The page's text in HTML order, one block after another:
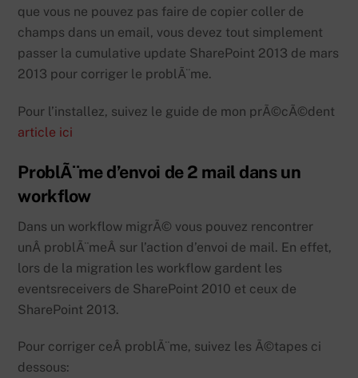
que vous ne pouvez pas faire de copier coller de
champs dans un email, vous devez tout simplement
passer la cumulative update SharePoint 2013 de mars
2013 pour corriger le problÃ¨me.
Pour l’installez, suivez le guide de mon prÃ©cÃ©dent
article ici
ProblÃ¨me d’envoi de 2 mail dans un
workflow
Dans un workflow migrÃ© vous pouvez rencontrer
unÂ problÃ¨meÂ sur l’action d’envoi de mail. En effet,
lors de la migration les workflow gardent les
eventsreceivers de SharePoint 2010 et ceux de
SharePoint 2013.
Pour corriger ceÂ problÃ¨me, suivez les Ã©tapes ci
dessous: